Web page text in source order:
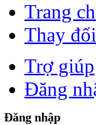
Trang
Thay
Trợ giúp
Đăng
Đăng nhập